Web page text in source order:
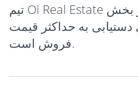
تیم Oi Real Estate دارای درک عمیق از بخش
به حداکثر قیمت
فروش است.